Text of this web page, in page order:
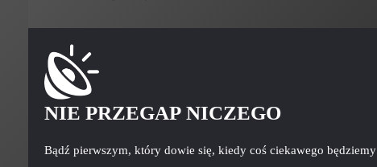
NIE PRZEGAP NICZEGO
Bądź pierwszym, który dowie się, kiedy coś ciekawego